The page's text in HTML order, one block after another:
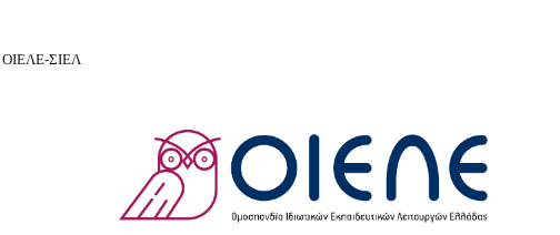
ΟΙΕΛΕ-ΣΙΕΛ